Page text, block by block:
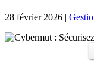
28 février 2026 |